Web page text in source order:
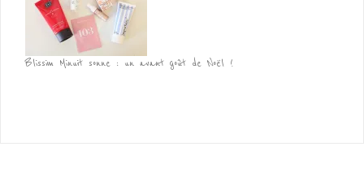
Blissim Minuit sonne : un avant goût de Noël !